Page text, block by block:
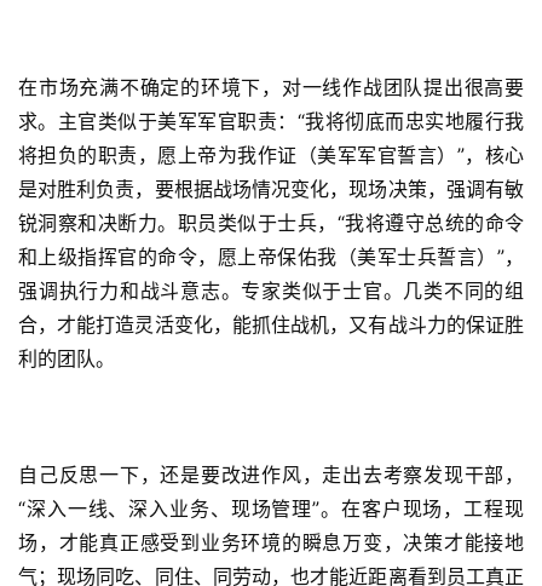
在市场充满不确定的环境下，对一线作战团队提出很高要
求。主官类似于美军军官职责：“我将彻底而忠实地履行我
将担负的职责，愿上帝为我作证（美军军官誓言）”，核心
是对胜利负责，要根据战场情况变化，现场决策，强调有敏
锐洞察和决断力。职员类似于士兵，“我将遵守总统的命令
和上级指挥官的命令，愿上帝保佑我（美军士兵誓言）”，
强调执行力和战斗意志。专家类似于士官。几类不同的组
合，才能打造灵活变化，能抓住战机，又有战斗力的保证胜
利的团队。
自己反思一下，还是要改进作风，走出去考察发现干部，
“深入一线、深入业务、现场管理”。在客户现场，工程现
场，才能真正感受到业务环境的瞬息万变，决策才能接地
气；现场同吃、同住、同劳动，也才能近距离看到员工真正